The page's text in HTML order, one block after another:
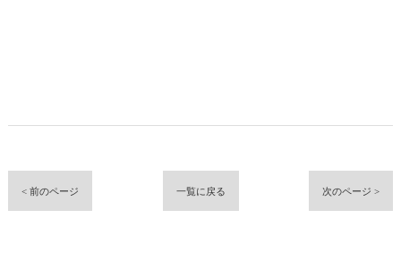
< 前のページ 一覧に戻る 次のページ >